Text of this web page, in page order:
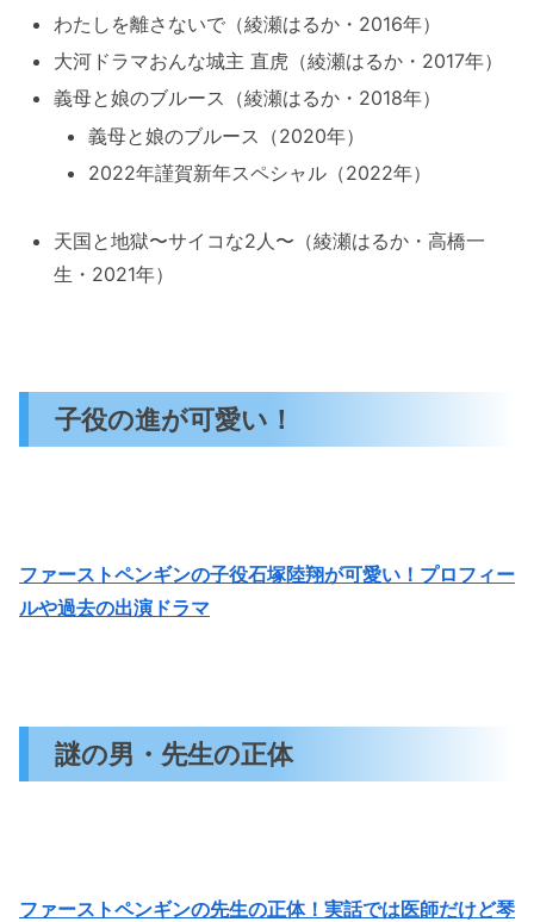
わたしを離さないで（綾瀬はるか・2016年）
大河ドラマおんな城主 直虎（綾瀬はるか・2017年）
義母と娘のブルース（綾瀬はるか・2018年）
義母と娘のブルース（2020年）
2022年謹賀新年スペシャル（2022年）
天国と地獄〜サイコな2人〜（綾瀬はるか・高橋一
生・2021年）
子役の進が可愛い！
ファーストペンギンの子役石塚陸翔が可愛い！プロフィー
ルや過去の出演ドラマ
謎の男・先生の正体
ファーストペンギンの先生の正体！実話では医師だけど琴